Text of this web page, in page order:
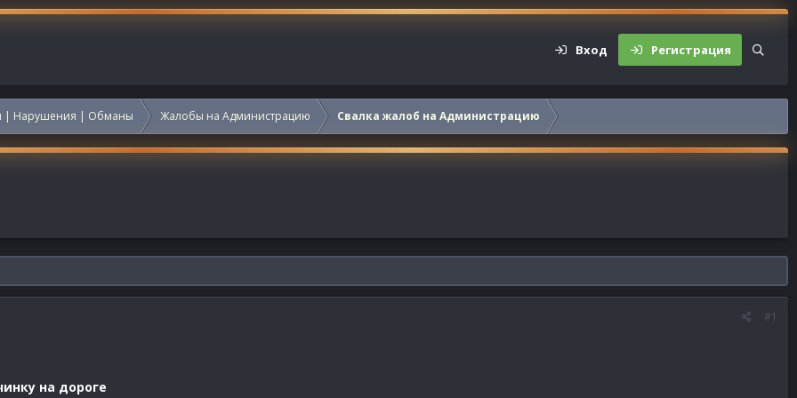
Вход Регистрация
| Нарушения | Обманы Жалобы на Администрацию Свалка жалоб на Администрацию
#1
на дороге